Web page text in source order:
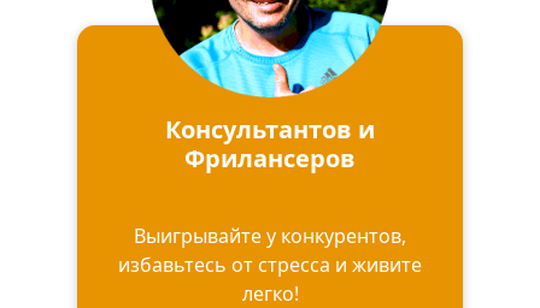
Консультантов и
Фрилансеров
Выигрывайте у конкурентов,
избавьтесь от стресса и живите
легко!